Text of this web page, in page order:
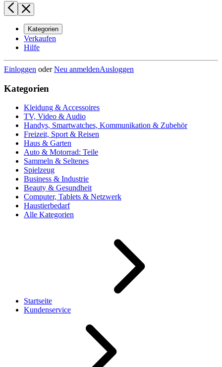
Kategorien
Verkaufen
Hilfe
Einloggen oderNeu anmeldenAusloggen
Kategorien
Kleidung & Accessoires
TV, Video & Audio
Handys, Smartwatches, Kommunikation & Zubehör
Freizeit, Sport & Reisen
Haus & Garten
Auto & Motorrad: Teile
Sammeln & Seltenes
Spielzeug
Business & Industrie
Beauty & Gesundheit
Computer, Tablets & Netzwerk
Haustierbedarf
Alle Kategorien
Startseite
Kundenservice